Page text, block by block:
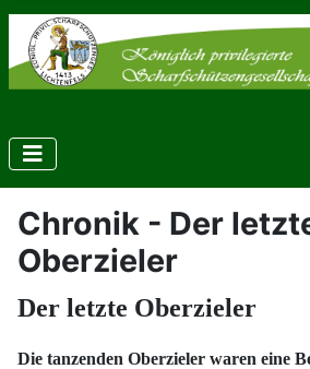
Chronik - Der
Oberzieler
Der letzte Oberzieler
Die tanzenden Oberzieler waren eine